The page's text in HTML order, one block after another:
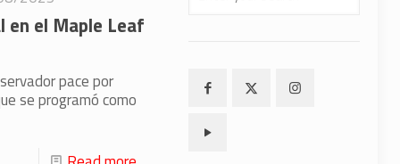
el Maple Leaf
pace por
se programó como